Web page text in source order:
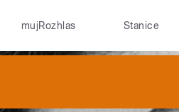
mujRozhlas Stanice